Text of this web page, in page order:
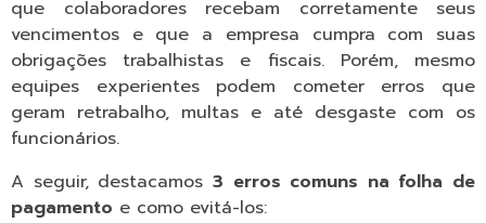
que colaboradores recebam corretamente seus
vencimentos e que a empresa cumpra com suas
obrigações trabalhistas e fiscais. Porém, mesmo
equipes experientes podem cometer erros que
geram retrabalho, multas e até desgaste com os
funcionários.
A seguir, destacamos 3 erros comuns na folha de
pagamento e como evitá-los: